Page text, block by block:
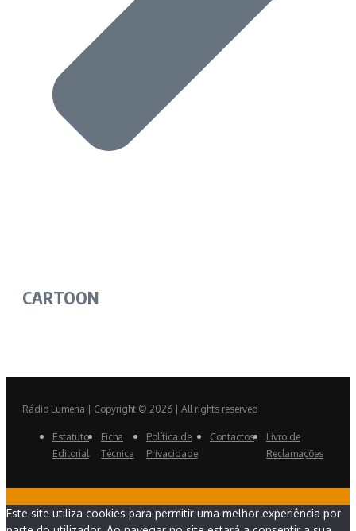
CARTOON
Rádio Lumena | Copyright © 2026 | All rights reserved
Estatuto
Editorial
Ficha
Técnica
Política de
Privacidade
Contactos
Livro de
Reclamações
Este site utiliza cookies para permitir uma melhor experiência por